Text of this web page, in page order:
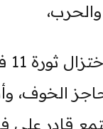
الخوف،
قادر